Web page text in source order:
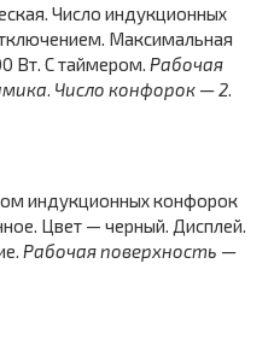
Число индукционных
Максимальная
Вт. С таймером. Рабочая
. Число конфорок — 2.
индукционных конфорок
Цвет — черный. Дисплей.
Рабочая поверхность —